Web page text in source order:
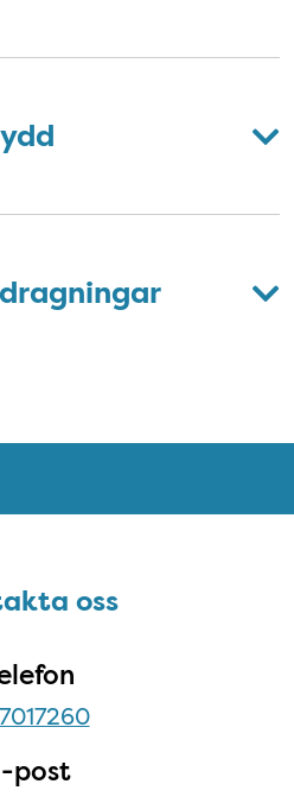
oss
post